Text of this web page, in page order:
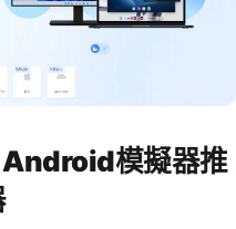
模擬器推